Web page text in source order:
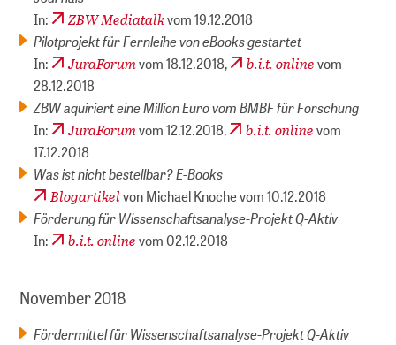
In: ZBW Mediatalkvom 19.12.2018
Pilotprojekt für Fernleihe von eBooks gestartet
In: JuraForumvom 18.12.2018, b.i.t. onlinevom
28.12.2018
ZBW aquiriert eine Million Euro vom BMBF für Forschung
In: JuraForumvom 12.12.2018, b.i.t. onlinevom
17.12.2018
Was ist nicht bestellbar? E-Books
Blogartikelvon Michael Knoche vom 10.12.2018
Förderung für Wissenschaftsanalyse-Projekt Q-Aktiv
In: b.i.t. onlinevom 02.12.2018
November 2018
Fördermittel für Wissenschaftsanalyse-Projekt Q-Aktiv